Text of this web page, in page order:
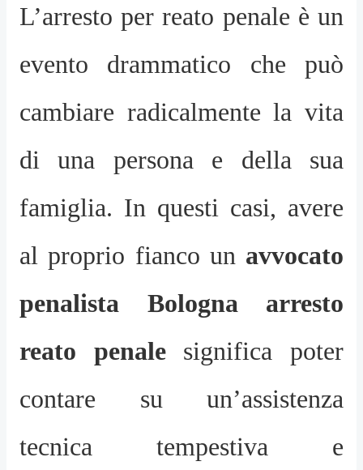
L’arresto per reato penale è un
evento drammatico che può
cambiare radicalmente la vita
di una persona e della sua
famiglia. In questi casi, avere
al proprio fianco un avvocato
penalista Bologna arresto
reato penalesignifica poter
contare su un’assistenza
tecnica tempestiva e